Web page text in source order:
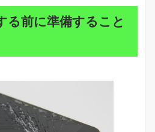
る前に準備すること